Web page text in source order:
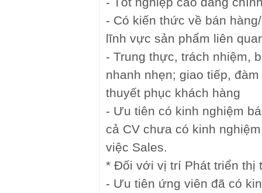
- Có kiến thức về bán
lĩnh vực sản phẩm liên
- Trung thực, trách nhiệm,
nhanh nhẹn; giao tiếp,
thuyết phục khách hàng
- Ưu tiên có kinh nghiệm
cả CV chưa có kinh
việc Sales.
* Đối với vị trí Phát triển thị
- Ưu tiên ứng viên đã có